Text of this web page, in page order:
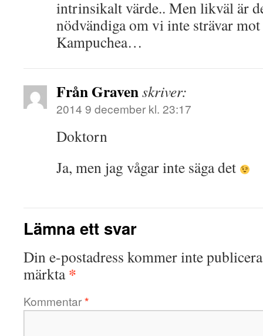
intrinsikalt värde.. Men likväl är
nödvändiga om vi inte strävar mot
Kampuchea…
Från Gravenskriver:
2014 9 december kl. 23:17
Doktorn
Ja, men jag vågar inte säga det
Lämna ett svar
Din e-postadress kommer inte
märkta*
Kommentar*